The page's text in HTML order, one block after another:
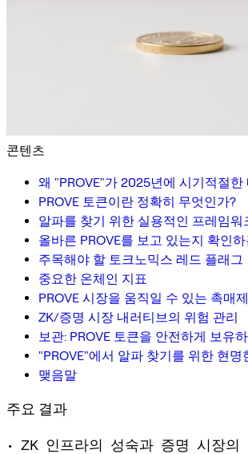
콘텐츠
왜 "PROVE"가 2025년에 시기적절
PROVE 토큰이란 정확히 무엇인가?
알파를 찾기 위한 실용적인 프레임워
올바른 PROVE를 보고 있는지 확인
주목해야 할 토크노믹스 레드 플래그
중요한 온체인 지표
PROVE 시장을 움직일 수 있는 촉매제
ZK/증명 시장 내러티브의 위험 관리
보관: PROVE 토큰을 안전하게 보유
"PROVE"에서 알파 찾기를 위한 현명
맺음말
주요 결과
• ZK 인프라의 성숙과 증명 시장의